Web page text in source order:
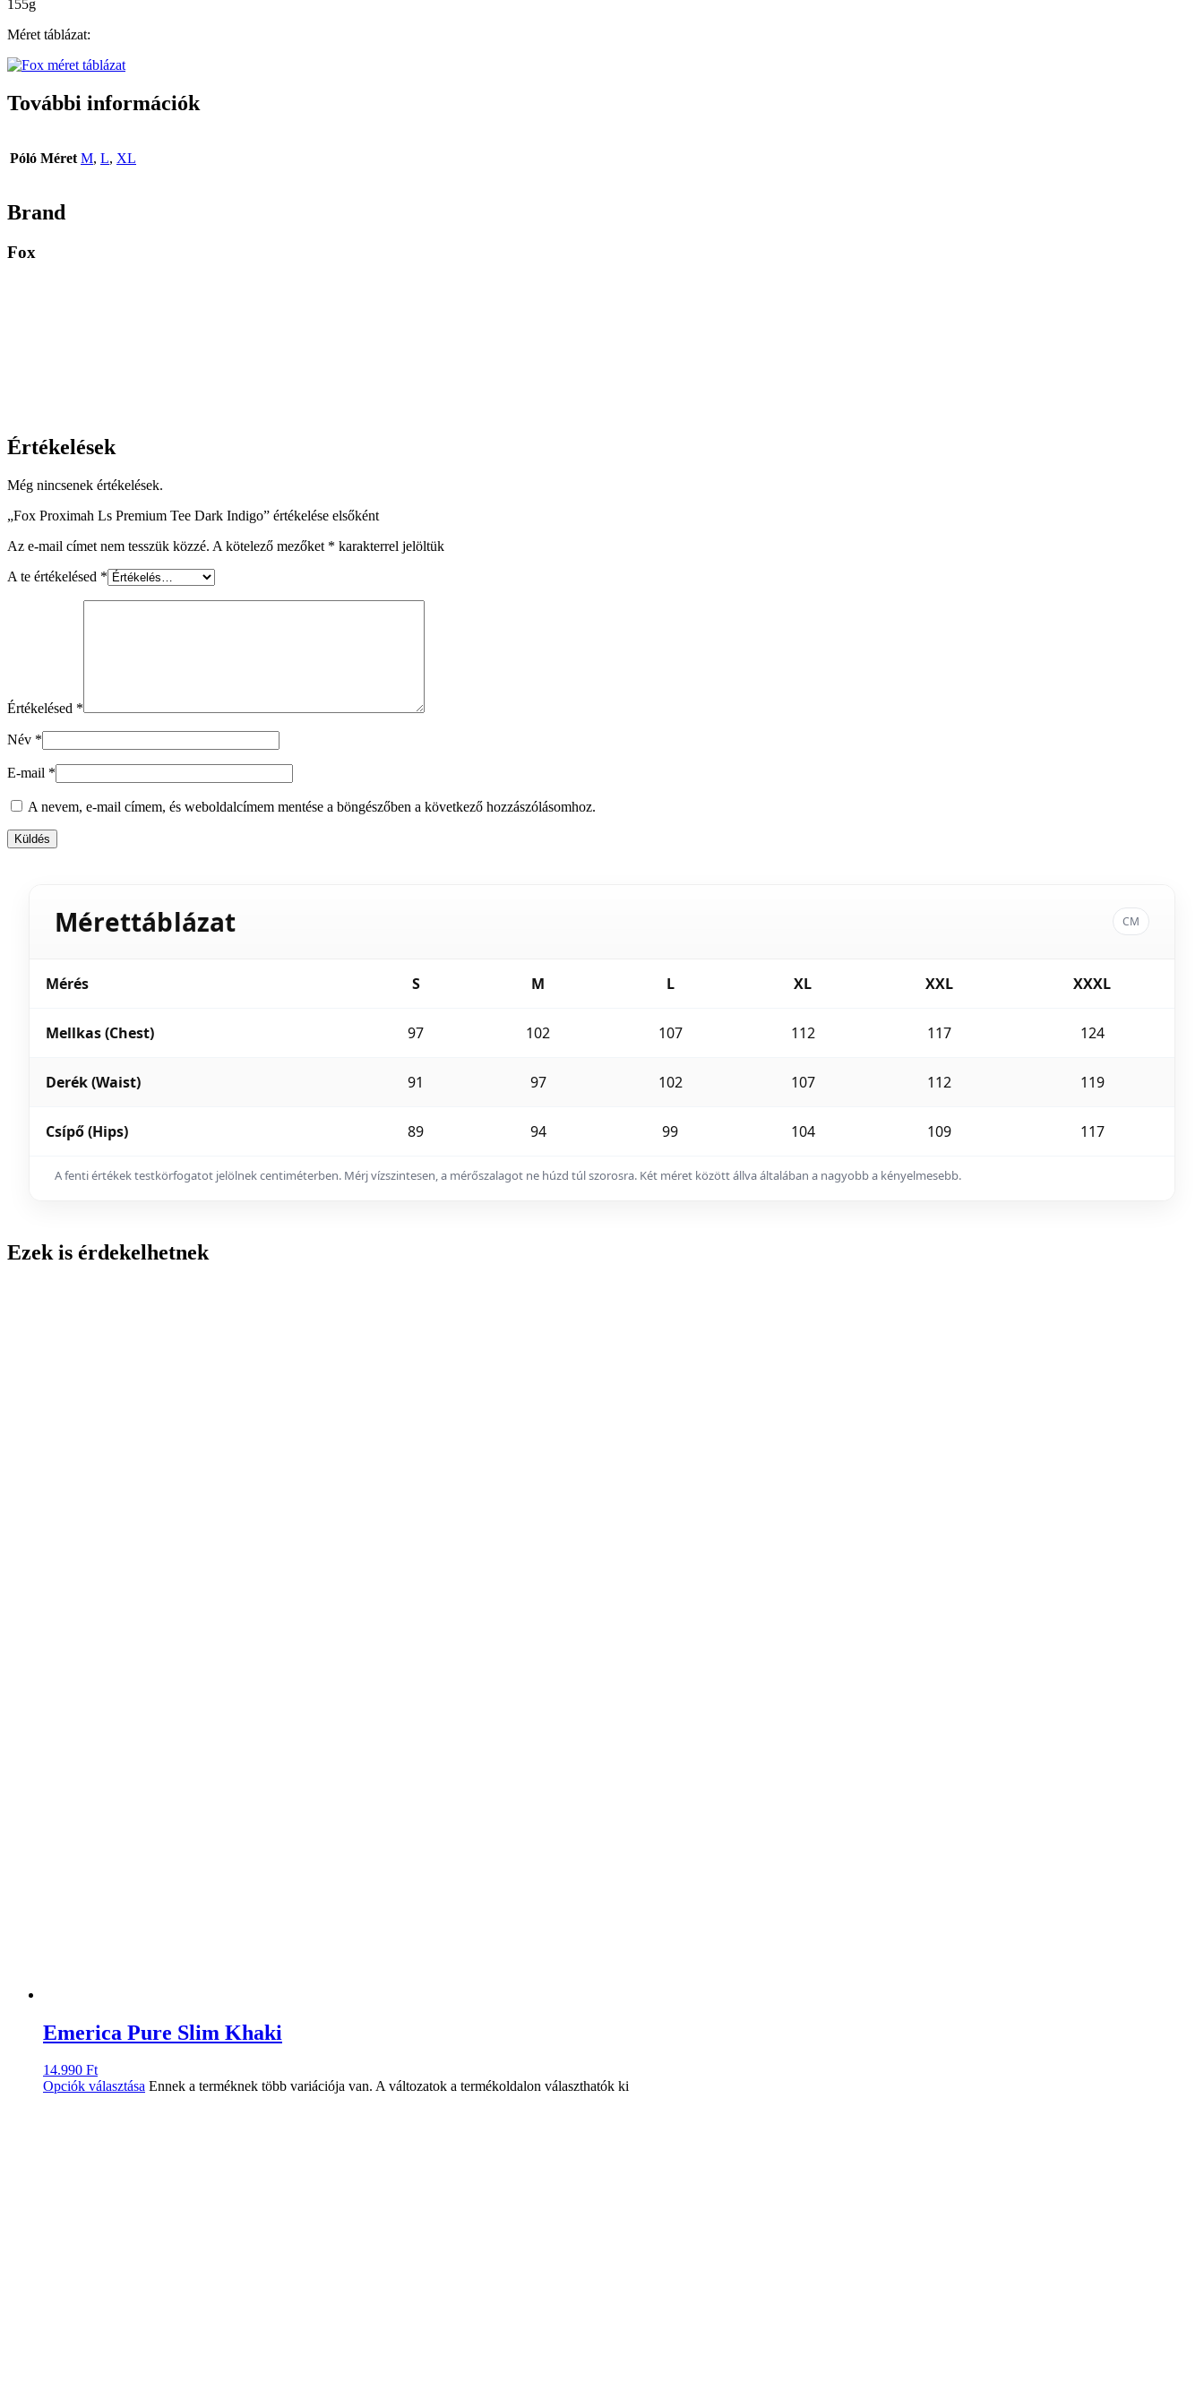
155g
Méret táblázat:
További információk
Póló Méret M, L, XL
Brand
Fox
Értékelések
Még nincsenek értékelések.
„Fox Proximah Ls Premium Tee Dark Indigo” értékelése elsőként
Az e-mail címet nem tesszük közzé. A kötelező mezőket * karakterrel jelöltük
A te értékelésed *
Értékelésed *
Név *
E-mail *
A nevem, e-mail címem, és weboldalcímem mentése a böngészőben a következő hozzászólásomhoz.
Mérettáblázat CM
Mérés S M L XL XXL XXXL
Mellkas (Chest) 97 102 107 112 117 124
Derék (Waist) 91 97 102 107 112 119
Csípő (Hips) 89 94 99 104 109 117
A fenti értékek testkörfogatot jelölnek centiméterben. Mérj vízszintesen, a mérőszalagot ne húzd túl szorosra. Két méret között állva általában a nagyobb a kényelmesebb.
Ezek is érdekelhetnek
Emerica Pure Slim Khaki
14.990 Ft
Opciók választása Ennek a terméknek több variációja van. A változatok a termékoldalon választhatók ki